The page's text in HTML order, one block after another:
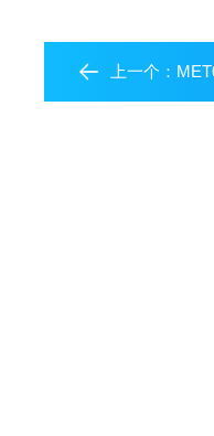
上一个：